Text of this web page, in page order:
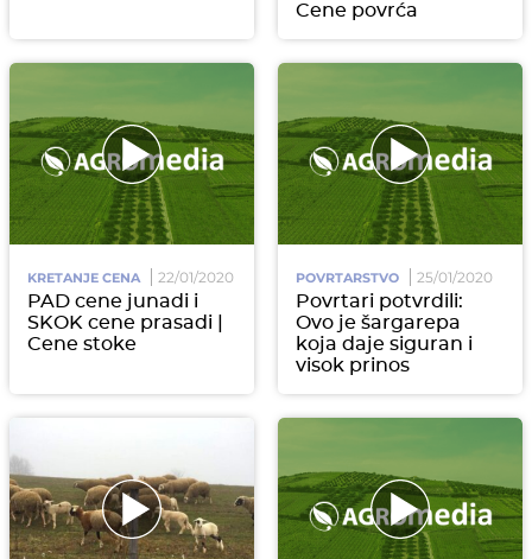
Cene povrća
KRETANJE CENA 22/01/2020
PAD cene junadi i
SKOK cene prasadi |
Cene stoke
POVRTARSTVO 25/01/2020
Povrtari potvrdili:
Ovo je šargarepa
koja daje siguran i
visok prinos